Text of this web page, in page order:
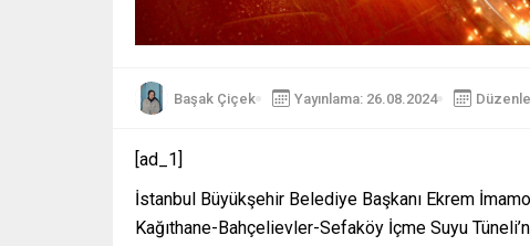
Başak Çiçek Yayınlama: 26.08.2024
[ad_1]
İstanbul Büyükşehir Belediye Başkanı Ekrem
Kağıthane-Bahçelievler-Sefaköy İçme Suyu